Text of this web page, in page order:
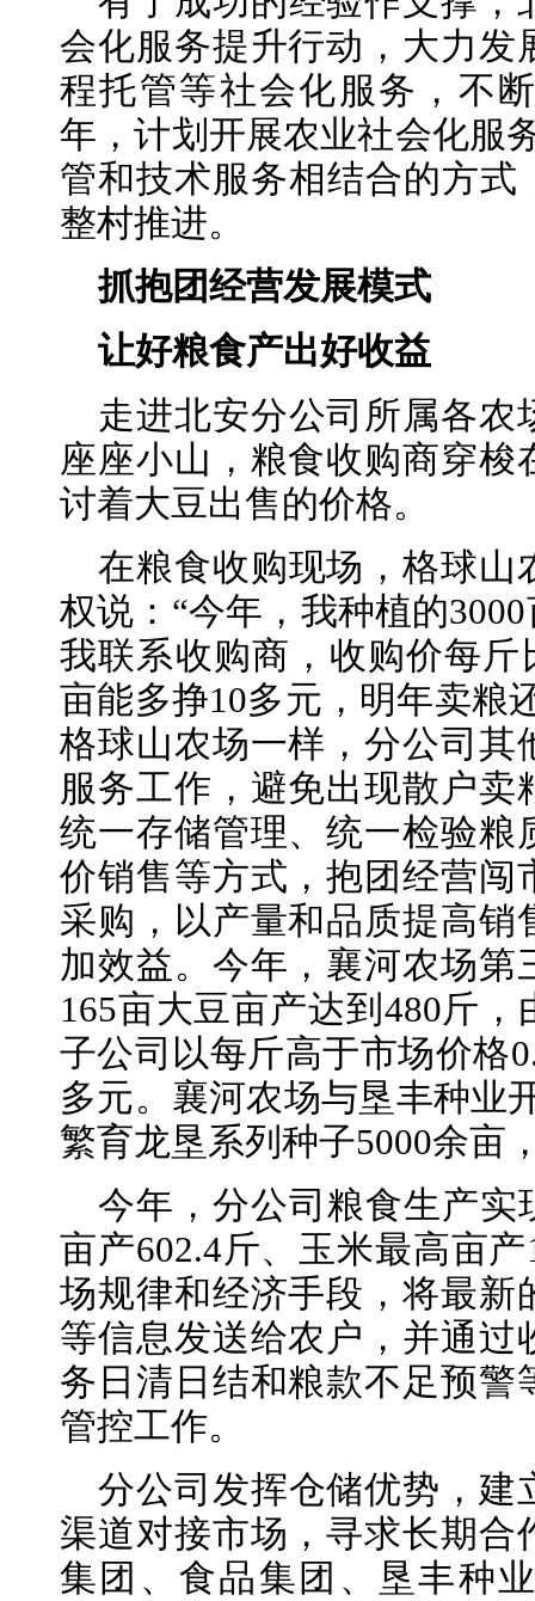
会化服务提升行动，大力
程托管等社会化服务，不
年，计划开展农业社会化服
管和技术服务相结合的方式
整村推进。
抓抱团经营发展模式
让好粮食产出好收益
走进北安分公司所属各
座座小山，粮食收购商穿
讨着大豆出售的价格。
在粮食收购现场，格球山
权说：“今年，我种植的
我联系收购商，收购价每
亩能多挣10多元，明年卖粮
格球山农场一样，分公司其
服务工作，避免出现散户
统一存储管理、统一检验粮
价销售等方式，抱团经营闯
采购，以产量和品质提高
加效益。今年，襄河农场
165亩大豆亩产达到480斤
子公司以每斤高于市场价格
多元。襄河农场与垦丰种业
繁育龙垦系列种子5000余亩
今年，分公司粮食生产实
亩产602.4斤、玉米最高亩
场规律和经济手段，将最新
等信息发送给农户，并通
务日清日结和粮款不足预
管控工作。
分公司发挥仓储优势，建
渠道对接市场，寻求长期
集团、食品集团、垦丰种